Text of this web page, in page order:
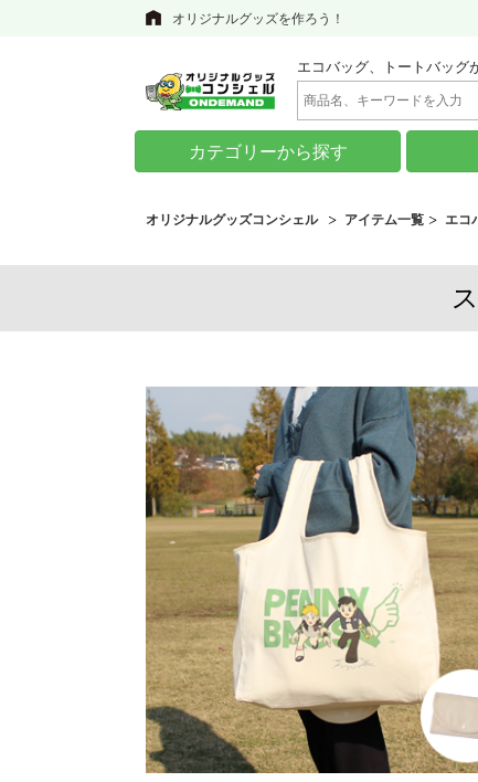
オリジナルグッズを作ろう！
エコバッグ、トートバッグ
カテゴリーから探す
オリジナルグッズコンシェル アイテム一覧 エコ